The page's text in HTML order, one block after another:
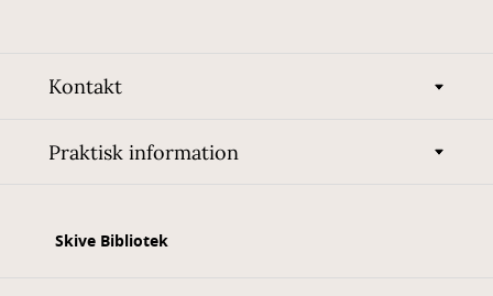
Kontakt
Praktisk information
Skive Bibliotek